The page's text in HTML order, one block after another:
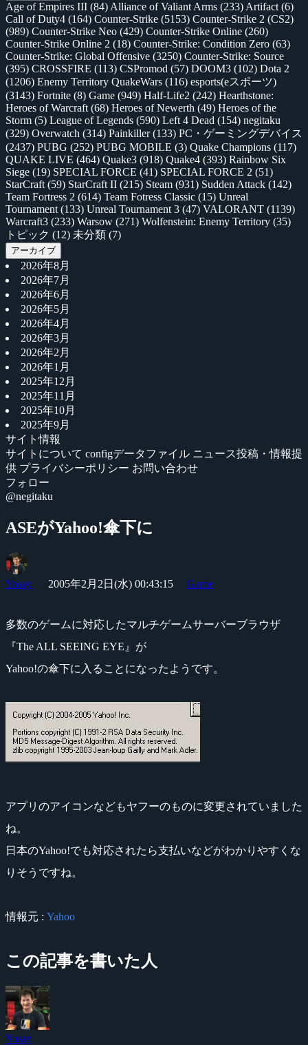
Age of Empires III (84) Alliance of Valiant Arms (233) Artifact (6)
Call of Duty4 (164) Counter-Strike (5153) Counter-Strike 2 (CS2)
(989) Counter-Strike Neo (429) Counter-Strike Online (260)
Counter-Strike Online 2 (18) Counter-Strike: Condition Zero (63)
Counter-Strike: Global Offensive (3250) Counter-Strike: Source
(395) CROSSFIRE (113) CSPromod (57) DOOM3 (102) Dota 2
(1206) Enemy Territory QuakeWars (116) esports(eスポーツ)
(3143) Fortnite (8) Game (949) Half-Life2 (242) Hearthstone:
Heroes of Warcraft (68) Heroes of Newerth (49) Heroes of the
Storm (5) League of Legends (590) Left 4 Dead (154) negitaku
(329) Overwatch (314) Painkiller(133) PC・ゲーミングデバイス
(2437) PUBG (252) PUBG MOBILE (3) Quake Champions (117)
QUAKE LIVE (464) Quake3 (918) Quake4 (393) Rainbow Six
Siege (19) SPECIAL FORCE (41) SPECIAL FORCE 2 (51)
StarCraft (59) StarCraft II (215) Steam (931) Sudden Attack (142)
Team Fortress 2 (614) Team Fotress Classic (15) Unreal
Tournament (133) Unreal Tournament 3 (47) VALORANT (1139)
Warcraft3 (233) Warsow (271) Wolfenstein: Enemy Territory (35)
トピック (12) 未分類 (7)
アーカイブ
2026年8月
2026年7月
2026年6月
2026年5月
2026年4月
2026年3月
2026年2月
2026年1月
2025年12月
2025年11月
2025年10月
2025年9月
サイト情報
サイトについて configデータファイル ニュース投稿・情報提
供 プライバシーポリシー お問い合わせ
フォロー
@negitaku
ASEがYahoo!傘下に
Yossy 2005年2月2日(水) 00:43:15 Game
多数のゲームに対応したマルチゲームサーバーブラウザ
『The ALL SEEING EYE』が
Yahoo!の傘下に入ることになったようです。
アプリのアイコンなどもヤフーのものに変更されていました
ね。
日本のYahoo!でも対応されたら支払いなどがわかりやすくな
りそうですね。
情報元 : Yahoo
この記事を書いた人
Yossy